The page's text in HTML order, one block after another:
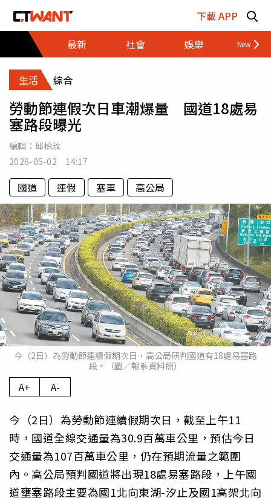
下載 APP
最新
社會 娛樂 財經
生活 綜合
勞動節連假次日車潮爆量 國道18處易
塞路段曝光
編輯： 邱柏玟
2026-05-02 14:17
國道 連假 塞車 高公局
今（2日）為勞動節連續假期次日，高公局研判國道有18處易塞路
段。（圖／報系資料照）
A+ A-
今（2日）為勞動節連續假期次日，截至上午11
時，國道全線交通量為30.9百萬車公里，預估今日
交通量為107百萬車公里，仍在預期流量之範圍
內。高公局預判國道將出現18處易塞路段，上午國
道壅塞路段主要為國1北向東湖-汐止及國1高架北向